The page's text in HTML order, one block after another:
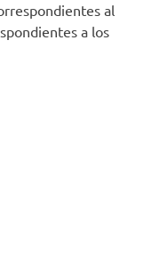
al
a los